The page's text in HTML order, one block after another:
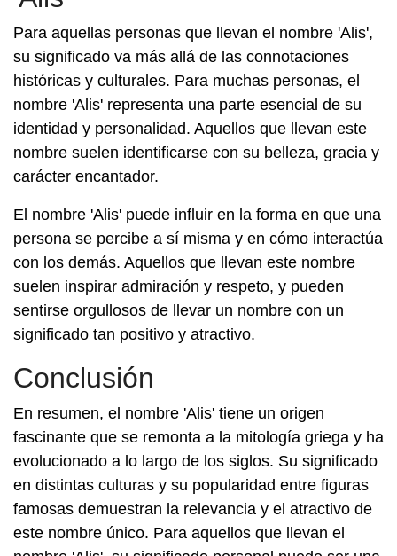
Para aquellas personas que llevan el nombre 'Alis',
su significado va más allá de las connotaciones
históricas y culturales. Para muchas personas, el
nombre 'Alis' representa una parte esencial de su
identidad y personalidad. Aquellos que llevan este
nombre suelen identificarse con su belleza, gracia y
carácter encantador.
El nombre 'Alis' puede influir en la forma en que una
persona se percibe a sí misma y en cómo interactúa
con los demás. Aquellos que llevan este nombre
suelen inspirar admiración y respeto, y pueden
sentirse orgullosos de llevar un nombre con un
significado tan positivo y atractivo.
Conclusión
En resumen, el nombre 'Alis' tiene un origen
fascinante que se remonta a la mitología griega y ha
evolucionado a lo largo de los siglos. Su significado
en distintas culturas y su popularidad entre figuras
famosas demuestran la relevancia y el atractivo de
este nombre único. Para aquellos que llevan el